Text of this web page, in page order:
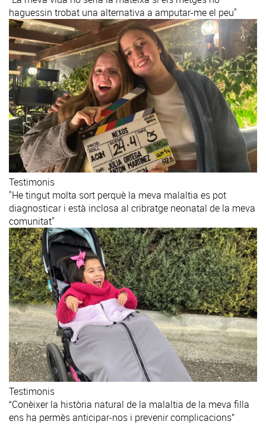
haguessin trobat una alternativa a amputar-me el peu"
Testimonis
"He tingut molta sort perquè la meva malaltia es pot
diagnosticar i està inclosa al cribratge neonatal de la meva
comunitat"
Testimonis
“Conèixer la història natural de la malaltia de la meva filla
ens ha permès anticipar-nos i prevenir complicacions”